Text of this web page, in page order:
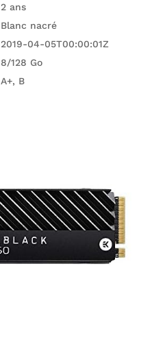
2 ans
Blanc nacré
2019-04-05T00:00:01Z
8/128 Go
A+, B